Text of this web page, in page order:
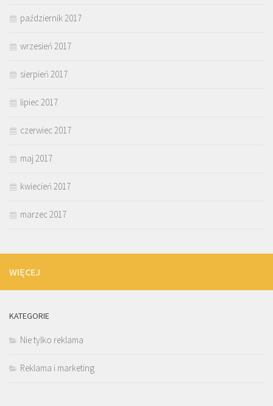
październik 2017
wrzesień 2017
sierpień 2017
lipiec 2017
czerwiec 2017
maj 2017
kwiecień 2017
marzec 2017
WIĘCEJ
KATEGORIE
Nie tylko reklama
Reklama i marketing